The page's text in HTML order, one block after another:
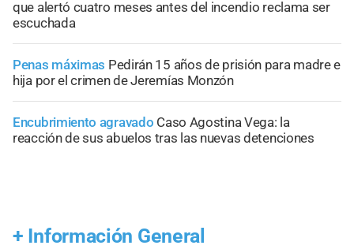
que alertó cuatro meses antes del incendio reclama ser
escuchada
Penas máximas Pedirán 15 años de prisión para madre e
hija por el crimen de Jeremías Monzón
Encubrimiento agravado Caso Agostina Vega: la
reacción de sus abuelos tras las nuevas detenciones
+ Información General